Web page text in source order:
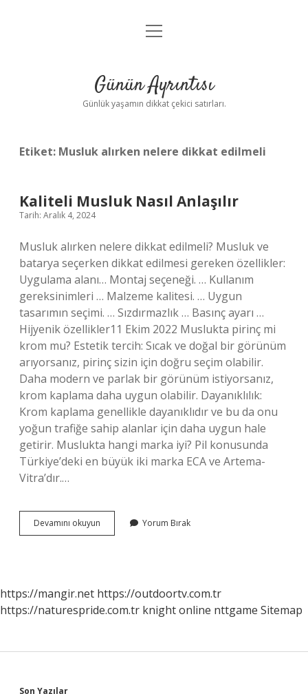
Anasayfa
Yasal Uyarı
menüyü
Günün Ayrıntısı
Günlük yaşamın dikkat çekici satırları.
Etiket: Musluk alırken nelere dikkat edilmeli
Kaliteli Musluk Nasıl Anlaşılır
Tarih: Aralık 4, 2024
Musluk alırken nelere dikkat edilmeli? Musluk ve
batarya seçerken dikkat edilmesi gereken özellikler:
Uygulama alanı… Montaj seçeneği. … Kullanım
gereksinimleri … Malzeme kalitesi. … Uygun
tasarımın seçimi. … Sızdırmazlık … Basınç ayarı …
Hijyenik özellikler11 Ekim 2022 Muslukta pirinç mi
krom mu? Estetik tercih: Sıcak ve doğal bir görünüm
arıyorsanız, pirinç sizin için doğru seçim olabilir.
Daha modern ve parlak bir görünüm istiyorsanız,
krom kaplama daha uygun olabilir. Dayanıklılık:
Krom kaplama genellikle dayanıklıdır ve bu da onu
yoğun trafiğe sahip alanlar için daha uygun hale
getirir. Muslukta hangi marka iyi? Pil konusunda
Türkiye’deki en büyük iki marka ECA ve Artema-
Vitra’dır.…
Devamını okuyun
Musluk
Yorum Bırak
https://mangir.net https://outdoortv.com.tr
https://naturespride.com.tr knight online nttgame Sitemap
Son Yazılar